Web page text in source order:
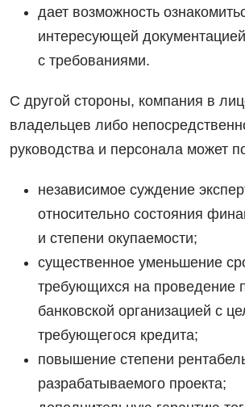
дает возможность
интересующей
с требованиями.
С другой стороны, компания в
владельцев либо
руководства и персонала может
независимое суждение
относительно состояния
и степени окупаемости;
существенное уменьшение
требующихся на проведение
банковской организацией с
требующегося кредита;
повышение степени
разрабатываемого проекта;